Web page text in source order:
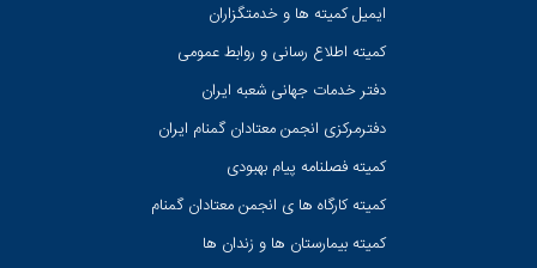
ایمیل کمیته ها و خدمتگزاران
کميته اطلاع رسانی و روابط عمومی
دفتر خدمات جهانی شعبه ايران
دفترمرکزی انجمن معتادان گمنام ایران
کمیته فصلنامه پیام بهبودی
کمیته کارگاه ها ی انجمن معتادان گمنام
کمیته بیمارستان ها و زندان ها